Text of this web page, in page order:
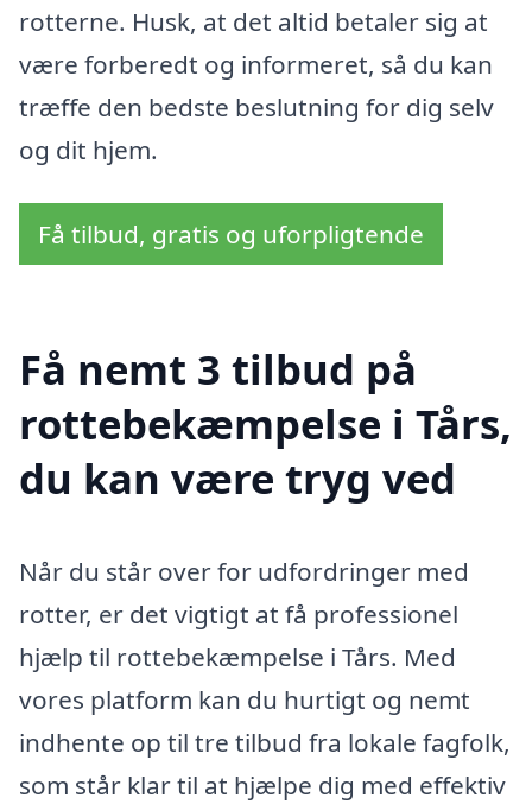
rotterne. Husk, at det altid betaler sig at
være forberedt og informeret, så du kan
træffe den bedste beslutning for dig selv
og dit hjem.
Få tilbud, gratis og uforpligtende
Få nemt 3 tilbud på
rottebekæmpelse i Tårs,
du kan være tryg ved
Når du står over for udfordringer med
rotter, er det vigtigt at få professionel
hjælp til rottebekæmpelse i Tårs. Med
vores platform kan du hurtigt og nemt
indhente op til tre tilbud fra lokale fagfolk,
som står klar til at hjælpe dig med effektiv